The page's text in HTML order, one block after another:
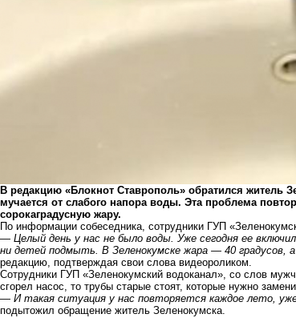
В редакцию «Блокнот Ставрополь» обратился житель
мучается от слабого напора воды. Эта проблема
сорокаградусную жару.
По информации собеседника, сотрудники ГУП
— Целый день у нас не было воды. Уже сегодня ее
ни детей подмыть. В Зеленокумске жара — 40 градусов,
редакцию, подтверждая свои слова видеороликом.
Сотрудники ГУП «Зеленокумский водоканал», со слов
сгорел насос, то трубы старые стоят, которые нужно
— И такая ситуация у нас повторяется каждое лето,
подытожил обращение житель Зеленокумска.